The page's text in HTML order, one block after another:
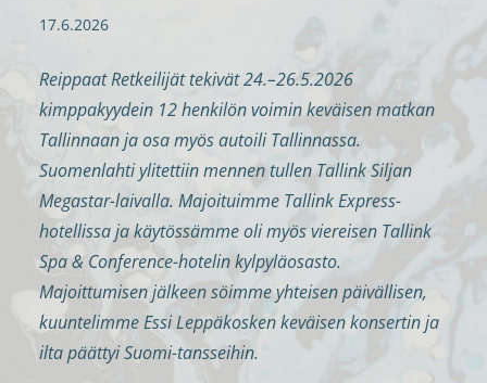
17.6.2026
Reippaat Retkeilijät tekivät 24.–26.5.2026
kimppakyydein 12 henkilön voimin keväisen matkan
Tallinnaan ja osa myös autoili Tallinnassa.
Suomenlahti ylitettiin mennen tullen Tallink Siljan
Megastar-laivalla. Majoituimme Tallink Express-
hotellissa ja käytössämme oli myös viereisen Tallink
Spa & Conference-hotelin kylpyläosasto.
Majoittumisen jälkeen söimme yhteisen päivällisen,
kuuntelimme Essi Leppäkosken keväisen konsertin ja
ilta päättyi Suomi-tansseihin.